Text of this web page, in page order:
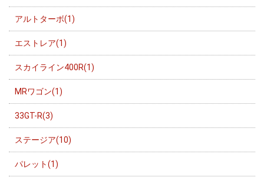
アルトターボ(1)
エストレア(1)
スカイライン400R(1)
MRワゴン(1)
33GT-R(3)
ステージア(10)
パレット(1)